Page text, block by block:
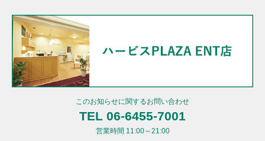
このお知らせに関するお問い合わせ
TEL 06-6455-7001
営業時間 11:00～21:00